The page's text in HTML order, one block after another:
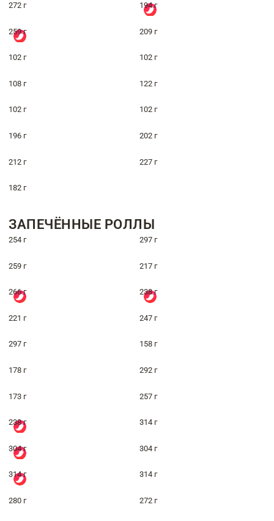
272 г 194 г
259 г 209 г
102 г 102 г
108 г 122 г
102 г 102 г
196 г 202 г
212 г 227 г
182 г
ЗАПЕЧЁННЫЕ РОЛЛЫ
254 г 297 г
259 г 217 г
266 г 238 г
221 г 247 г
297 г 158 г
178 г 292 г
173 г 257 г
238 г 314 г
304 г 304 г
314 г 314 г
280 г 272 г